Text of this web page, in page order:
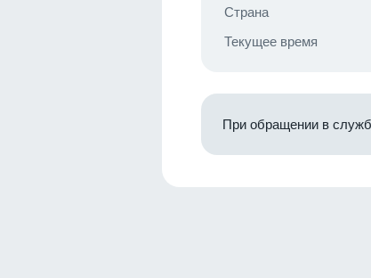
Страна
Текущее время
При обращении в